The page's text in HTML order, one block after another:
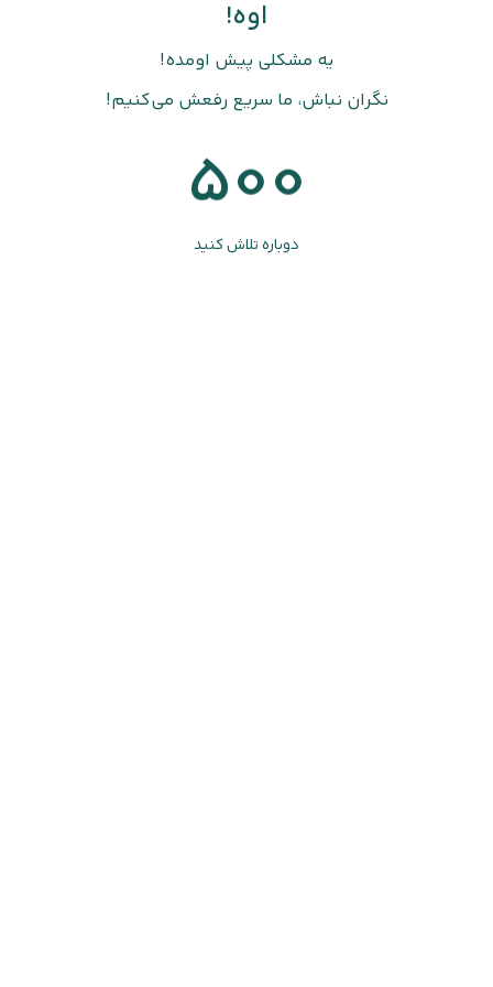
اوه!
یه مشکلی پیش اومده!
نگران نباش، ما سریع رفعش می‌کنیم!
500
دوباره تلاش کنید